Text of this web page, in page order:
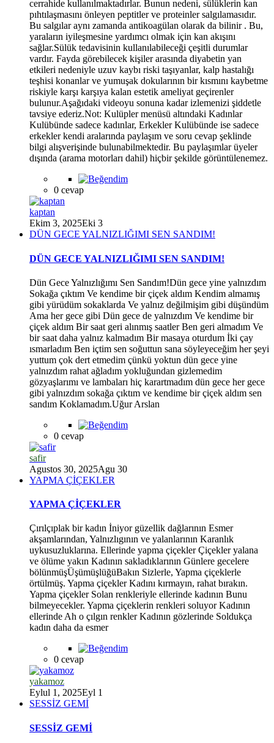
cerrahide kullanılmaktadırlar. Bunun nedeni, sülüklerin kan
pıhtılaşmasını önleyen peptitler ve proteinler salgılamasıdır.
Bu salgılar aynı zamanda antikoagülan olarak da bilinir . Bu,
yaraların iyileşmesine yardımcı olmak için kan akışını
sağlar.Sülük tedavisinin kullanılabileceği çeşitli durumlar
vardır. Fayda görebilecek kişiler arasında diyabetin yan
etkileri nedeniyle uzuv kaybı riski taşıyanlar, kalp hastalığı
teşhisi konanlar ve yumuşak dokularının bir kısmını kaybetme
riskiyle karşı karşıya kalan estetik ameliyat geçirenler
bulunur.Aşağıdaki videoyu sonuna kadar izlemenizi şiddetle
tavsiye ederiz.Not: Kulüpler menüsü altındaki Kadınlar
Kulübünde sadece kadınlar, Erkekler Kulübünde ise sadece
erkekler kendi aralarında paylaşım ve soru cevap şeklinde
bilgi alışverişinde bulunabilmektedir. Bu paylaşımlar üyeler
dışında (arama motorları dahil) hiçbir şekilde görüntülenemez.
0 cevap
kaptan
Ekim 3, 2025Eki 3
DÜN GECE YALNIZLIĞIMI SEN SANDIM!
DÜN GECE YALNIZLIĞIMI SEN SANDIM!
Dün Gece Yalnızlığımı Sen Sandım!Dün gece yine yalnızdım
Sokağa çıktım Ve kendime bir çiçek aldım Kendim almamış
gibi yürüdüm sokaklarda Ve yalnız değilmişim gibi düşündüm
Ama her gece gibi Dün gece de yalnızdım Ve kendime bir
çiçek aldım Bir saat geri alınmış saatler Ben geri almadım Ve
bir saat daha yalnız kalmadım Bir masaya oturdum İki çay
ısmarladım Ben içtim sen soğuttun sana söyleyeceğim her şeyi
yuttum çok dert etmedim çünkü yoktun dün gece yine
yalnızdım rahat ağladım yokluğundan gizlemedim
gözyaşlarımı ve lambaları hiç karartmadım dün gece her gece
gibi yalnızdım sokağa çıktım ve kendime bir çiçek aldım sen
sandım Koklamadım.Uğur Arslan
0 cevap
safir
Agustos 30, 2025Agu 30
YAPMA ÇİÇEKLER
YAPMA ÇİÇEKLER
Çırılçıplak bir kadın İniyor güzellik dağlarının Esmer
akşamlarından, Yalnızlıgının ve yalanlarının Karanlık
uykusuzluklarına. Ellerinde yapma çiçekler Çiçekler yalana
ve ölüme yakın Kadının sakladıklarının Günlere gecelere
bölünmüşÜşümüşlüğüBakın Sizlerle, Yapma çiçeklerle
örtülmüş. Yapma çiçekler Kadını kırmayın, rahat bırakın.
Yapma çiçekler Solan renkleriyle ellerinde kadının Bunu
bilmeyecekler. Yapma çiçeklerin renkleri soluyor Kadının
ellerinde Ah o çılgın renkler Kadının gözlerinde Soldukça
kadın daha da esmer
0 cevap
yakamoz
Eylul 1, 2025Eyl 1
SESSİZ GEMİ
SESSİZ GEMİ
*
*